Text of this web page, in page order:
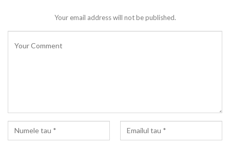
Your email address will not be published.